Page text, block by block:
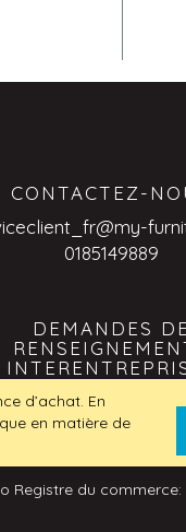
CONTACTEZ-
0185149889
DEMANDES DE
Registre du commerce:
d’achat. En
en matière de